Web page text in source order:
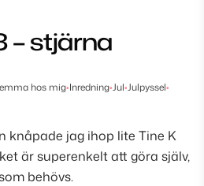
– stjärna
hos mig•Inredning•Jul•Julpyssel•
knåpade jag ihop lite Tine K
är superenkelt att göra själv,
behövs.